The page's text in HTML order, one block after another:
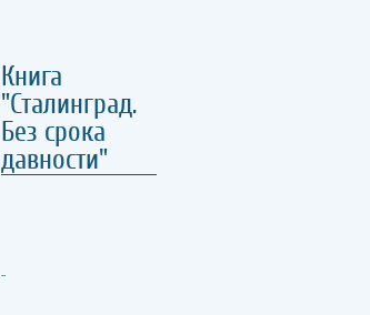
Книга
"Сталинград.
Без срока
давности"
..